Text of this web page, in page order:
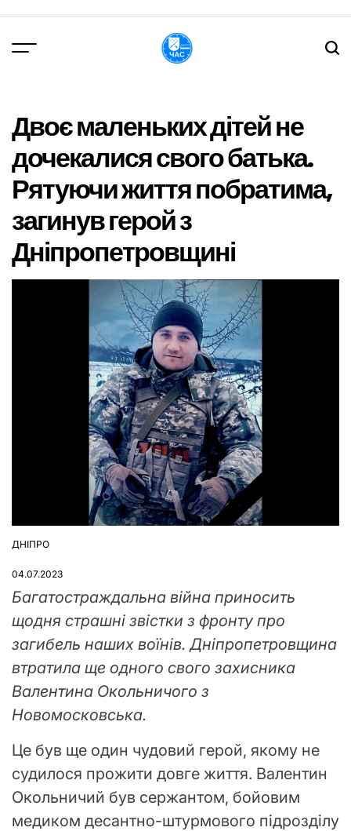
вмісту
Двоє маленьких дітей не
дочекалися свого батька.
Рятуючи життя побратима,
загинув герой з
Дніпропетровщині
ОПУБЛІКУВАТИ
ДНІПРО
04.07.2023
Багатостраждальна війна приносить
щодня страшні звістки з фронту про
загибель наших воїнів. Дніпропетровщина
втратила ще одного свого захисника
Валентина Окольничого з
Новомосковська.
Це був ще один чудовий герой, якому не
судилося прожити довге життя. Валентин
Окольничий був сержантом, бойовим
медиком десантно-штурмового підрозділу